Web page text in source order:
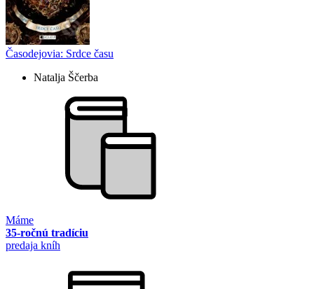
Časodejovia: Srdce času
Natalja Ščerba
Máme
35-ročnú tradíciu
predaja kníh